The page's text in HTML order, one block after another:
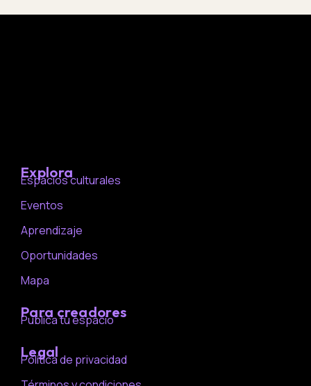
Explora
Espacios culturales
Eventos
Aprendizaje
Oportunidades
Mapa
Para creadores
Publica tu espacio
Legal
Política de privacidad